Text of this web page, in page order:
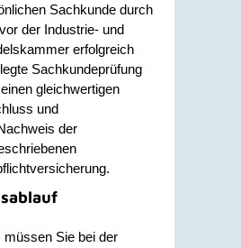
Sachkunde durch
der Industrie- und
erfolgreich
Sachkundeprüfung
gleichwertigen
und
der
müssen Sie bei der